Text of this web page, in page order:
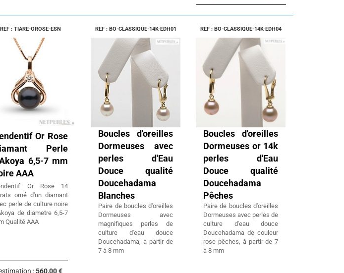
REF : TIARE-OROSE-ESN
Or Rose
Perle
6,5-7 mm
AAA
Or Rose 14
orné d'un diamant
perle de culture noire
de diametre 6,5-7
Qualité AAA
:560,00 €
REF : BO-CLASSIQUE-14K-EDH01
Boucles d'oreilles
Dormeuses avec
perles d'Eau
Douce qualité
Doucehadama
Blanches
Paire de boucles d'oreilles
Dormeuses avec
magnifiques perles de
culture d'eau douce
Doucehadama, à partir de
7 à 8 mm
REF : BO-CLASSIQUE-14K-EDH04
Boucles d'oreilles
Dormeuses or 14k
perles d'Eau
Douce qualité
Doucehadama
Pêches
Paire de boucles d'oreilles
Dormeuses avec perles de
culture d'eau douce
Doucehadama de couleur
rose pêches, à partir de 7
à 8 mm